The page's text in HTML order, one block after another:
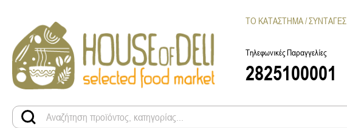
Τηλεφωνικές Παραγγελίες
2825100001
ΤΟ ΚΑΤΑΣΤΗΜΑ ΣΥΝΤΑΓΕΣ